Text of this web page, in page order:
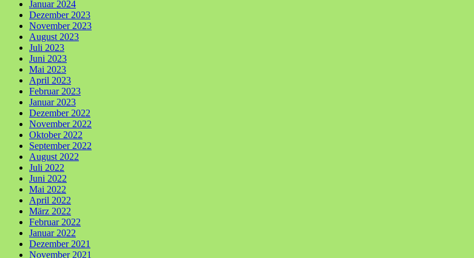
Januar 2024
Dezember 2023
November 2023
August 2023
Juli 2023
Juni 2023
Mai 2023
April 2023
Februar 2023
Januar 2023
Dezember 2022
November 2022
Oktober 2022
September 2022
August 2022
Juli 2022
Juni 2022
Mai 2022
April 2022
März 2022
Februar 2022
Januar 2022
Dezember 2021
November 2021